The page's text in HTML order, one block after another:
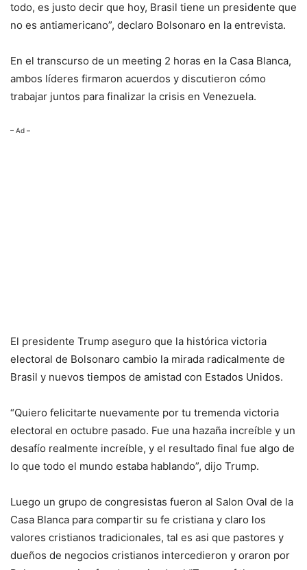
todo, es justo decir que hoy, Brasil tiene un presidente que
no es antiamericano”, declaro Bolsonaro en la entrevista.
En el transcurso de un meeting 2 horas en la Casa Blanca,
ambos líderes firmaron acuerdos y discutieron cómo
trabajar juntos para finalizar la crisis en Venezuela.
– Ad –
El presidente Trump aseguro que la histórica victoria
electoral de Bolsonaro cambio la mirada radicalmente de
Brasil y nuevos tiempos de amistad con Estados Unidos.
“Quiero felicitarte nuevamente por tu tremenda victoria
electoral en octubre pasado. Fue una hazaña increíble y un
desafío realmente increíble, y el resultado final fue algo de
lo que todo el mundo estaba hablando”, dijo Trump.
Luego un grupo de congresistas fueron al Salon Oval de la
Casa Blanca para compartir su fe cristiana y claro los
valores cristianos tradicionales, tal es asi que pastores y
dueños de negocios cristianos intercedieron y oraron por